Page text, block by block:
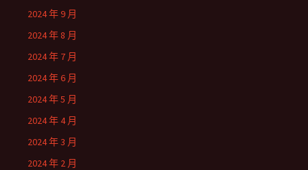
2024 年 9 月
2024 年 8 月
2024 年 7 月
2024 年 6 月
2024 年 5 月
2024 年 4 月
2024 年 3 月
2024 年 2 月